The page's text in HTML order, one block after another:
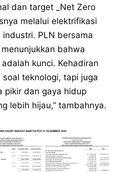
dan target _Net Zero
melalui elektrifikasi
PLN bersama
bahwa
kunci. Kehadiran
soal teknologi, tapi juga
pikir dan gaya hidup
lebih hijau,” tambahnya.